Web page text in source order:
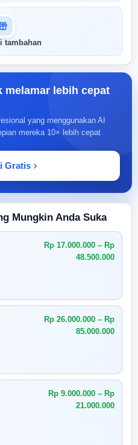
tambahan
melamar lebih cepat
yang menggunakan AI
mereka 10× lebih cepat
Gratis
Mungkin Anda Suka
Rp 17.000.000 – Rp
48.500.000
Rp 26.000.000 – Rp
85.000.000
Rp 9.000.000 – Rp
21.000.000